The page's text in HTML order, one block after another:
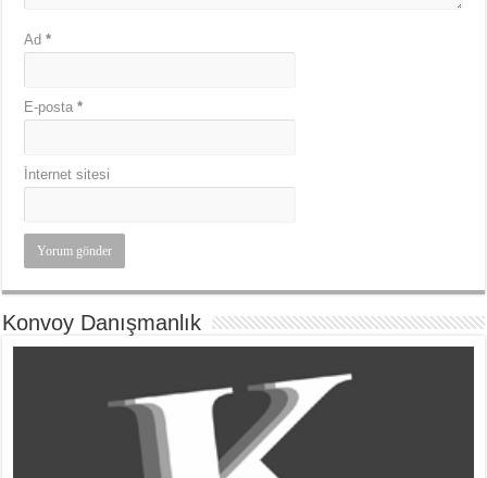
Ad*
E-posta*
İnternet sitesi
Konvoy Danışmanlık